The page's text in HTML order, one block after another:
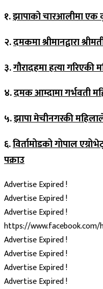
१.झापाको चारआलीमा एक
२.दमकमा श्रीमानद्वारा
३.गौरादहमा हत्या गरिएकी
४.दमक आम्दामा गर्भवती
५.झापा मेचीनगरकी
६.विर्तामोडको गोपाल
पक्राउ
Advertise Expired !
Advertise Expired !
Advertise Expired !
https://www.facebook.com/
Advertise Expired !
Advertise Expired !
Advertise Expired !
Advertise Expired !